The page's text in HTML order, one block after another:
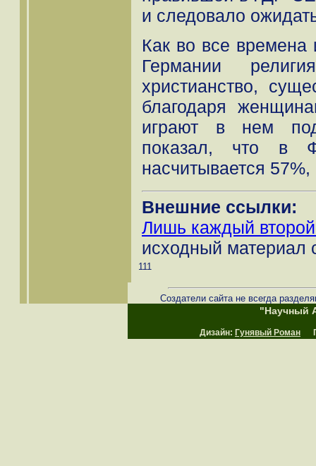
и следовало
Как во все времена
Германии
христианство,
благодаря
играют в нем
показал, что в
насчитывается
Внешние ссылки:
Лишь каждый
исходный материал
111
Создатели сайта не всегда
"Научный
Дизайн: Гунявый Роман